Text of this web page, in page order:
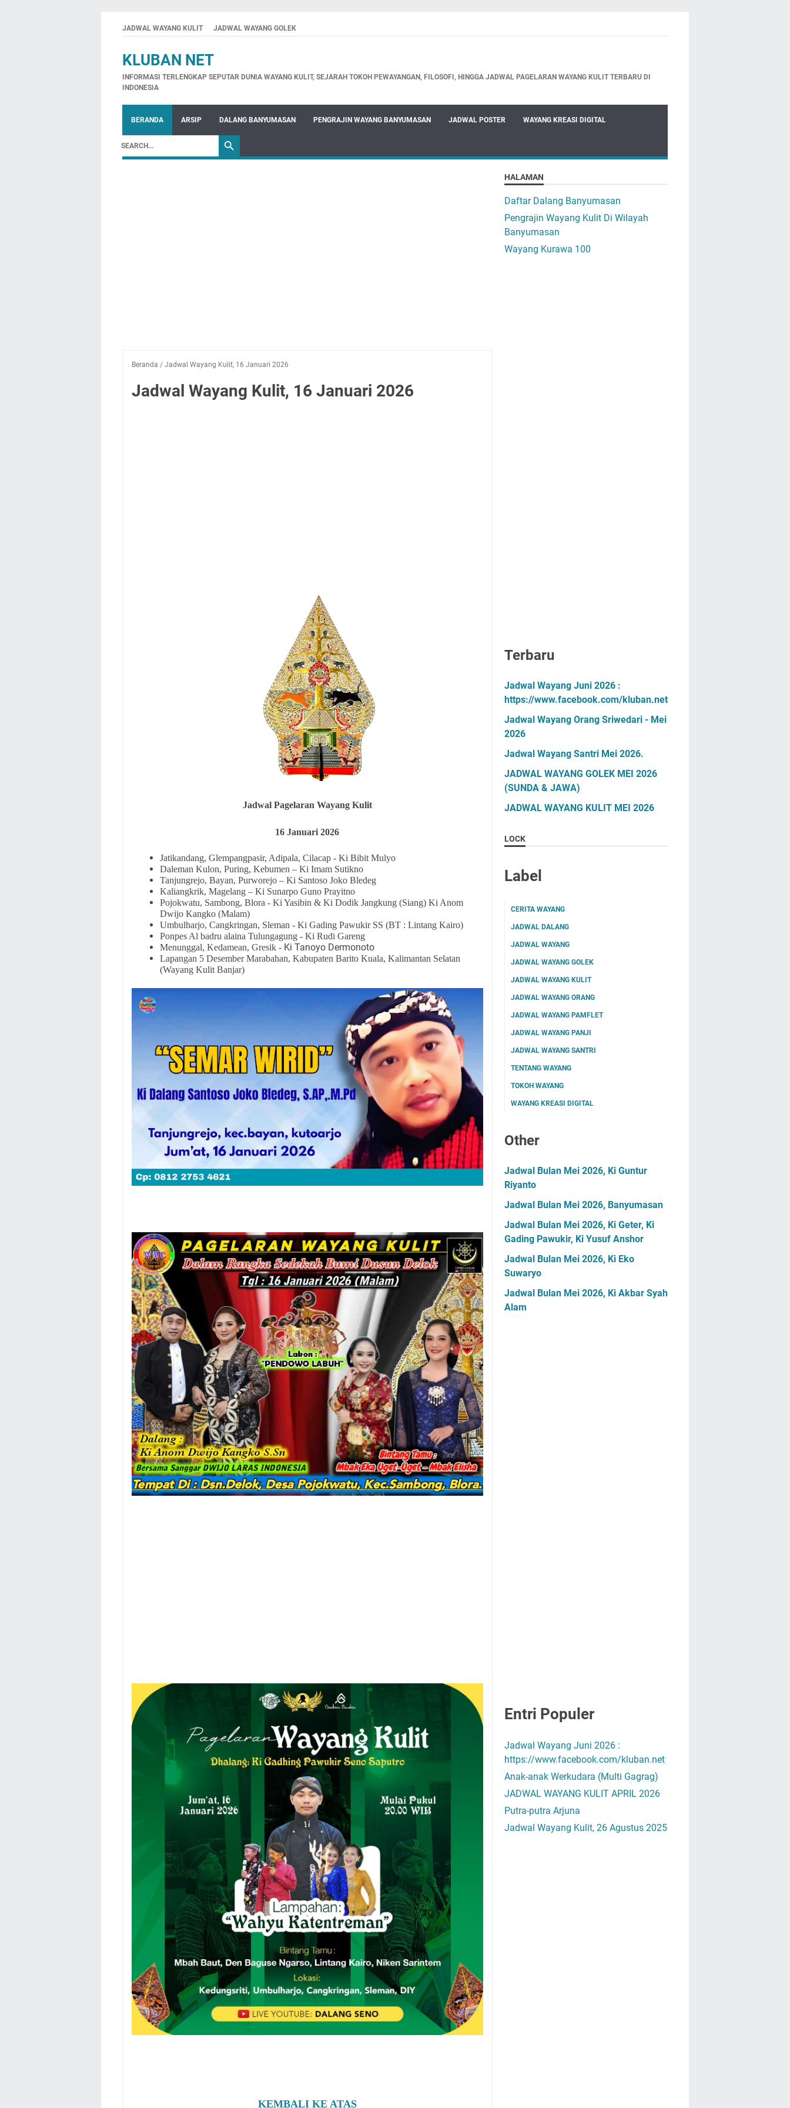
JADWAL WAYANG KULIT JADWAL WAYANG GOLEK
KLUBAN NET
INFORMASI TERLENGKAP SEPUTAR DUNIA WAYANG KULIT, SEJARAH TOKOH PEWAYANGAN, FILOSOFI, HINGGA JADWAL PAGELARAN WAYANG KULIT TERBARU DI
INDONESIA
BERANDA ARSIP DALANG BANYUMASAN PENGRAJIN WAYANG BANYUMASAN JADWAL POSTER WAYANG KREASI DIGITAL
Beranda / Jadwal Wayang Kulit, 16 Januari 2026
Jadwal Wayang Kulit, 16 Januari 2026
Jadwal Pagelaran Wayang Kulit
16Januari 2026
Jatikandang, Glempangpasir, Adipala, Cilacap - Ki Bibit Mulyo
Daleman Kulon, Puring, Kebumen – Ki Imam Sutikno
Tanjungrejo, Bayan, Purworejo – Ki Santoso Joko Bledeg
Kaliangkrik, Magelang – Ki Sunarpo Guno Prayitno
Pojokwatu, Sambong, Blora - Ki Yasibin & Ki Dodik Jangkung (Siang) Ki Anom
Dwijo Kangko (Malam)
Umbulharjo, Cangkringan, Sleman - Ki Gading Pawukir SS (BT : Lintang Kairo)
Ponpes Al badru alaina Tulungagung - Ki Rudi Gareng
Menunggal, Kedamean, Gresik - Ki Tanoyo Dermonoto
Lapangan 5 Desember Marabahan, Kabupaten Barito Kuala, Kalimantan Selatan
(Wayang Kulit Banjar)
KEMBALI KE ATAS
HALAMAN
Daftar Dalang Banyumasan
Pengrajin Wayang Kulit Di Wilayah
Banyumasan
Wayang Kurawa 100
Terbaru
Jadwal Wayang Juni 2026 :
https://www.facebook.com/kluban.net
Jadwal Wayang Orang Sriwedari - Mei
2026
Jadwal Wayang Santri Mei 2026.
JADWAL WAYANG GOLEK MEI 2026
(SUNDA & JAWA)
JADWAL WAYANG KULIT MEI 2026
LOCK
Label
CERITA WAYANG
JADWAL DALANG
JADWAL WAYANG
JADWAL WAYANG GOLEK
JADWAL WAYANG KULIT
JADWAL WAYANG ORANG
JADWAL WAYANG PAMFLET
JADWAL WAYANG PANJI
JADWAL WAYANG SANTRI
TENTANG WAYANG
TOKOH WAYANG
WAYANG KREASI DIGITAL
Other
Jadwal Bulan Mei 2026, Ki Guntur
Riyanto
Jadwal Bulan Mei 2026, Banyumasan
Jadwal Bulan Mei 2026, Ki Geter, Ki
Gading Pawukir, Ki Yusuf Anshor
Jadwal Bulan Mei 2026, Ki Eko
Suwaryo
Jadwal Bulan Mei 2026, Ki Akbar Syah
Alam
Entri Populer
Jadwal Wayang Juni 2026 :
https://www.facebook.com/kluban.net
Anak-anak Werkudara (Multi Gagrag)
JADWAL WAYANG KULIT APRIL 2026
Putra-putra Arjuna
Jadwal Wayang Kulit, 26 Agustus 2025